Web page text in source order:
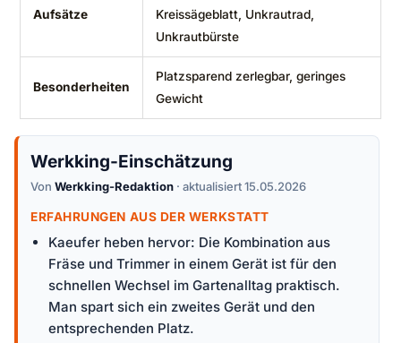
Aufsätze
Kreissägeblatt, Unkrautrad,
Unkrautbürste
Besonderheiten
Platzsparend zerlegbar, geringes
Gewicht
Werkking-Einschätzung
Von Werkking-Redaktion · aktualisiert 15.05.2026
ERFAHRUNGEN AUS DER WERKSTATT
Kaeufer heben hervor: Die Kombination aus
Fräse und Trimmer in einem Gerät ist für den
schnellen Wechsel im Gartenalltag praktisch.
Man spart sich ein zweites Gerät und den
entsprechenden Platz.